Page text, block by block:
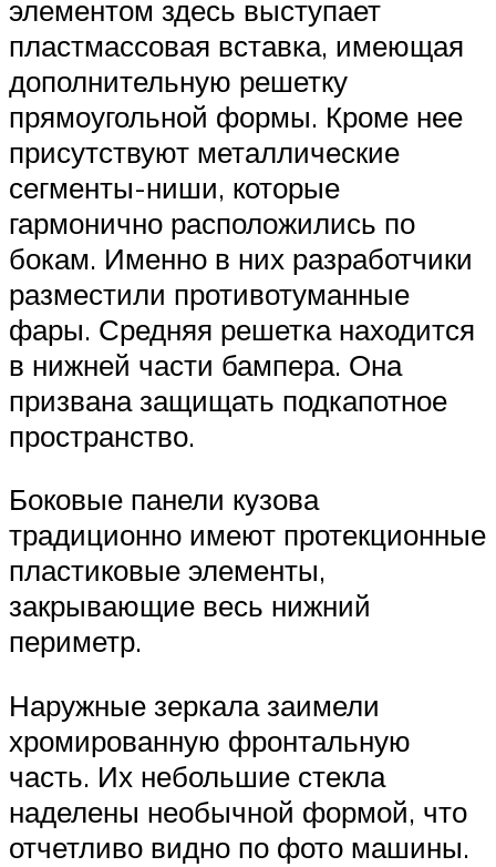
элементом здесь выступает
пластмассовая вставка, имеющая
дополнительную решетку
прямоугольной формы. Кроме нее
присутствуют металлические
сегменты-ниши, которые
гармонично расположились по
бокам. Именно в них разработчики
разместили противотуманные
фары. Средняя решетка находится
в нижней части бампера. Она
призвана защищать подкапотное
пространство.
Боковые панели кузова
традиционно имеют протекционные
пластиковые элементы,
закрывающие весь нижний
периметр.
Наружные зеркала заимели
хромированную фронтальную
часть. Их небольшие стекла
наделены необычной формой, что
отчетливо видно по фото машины.